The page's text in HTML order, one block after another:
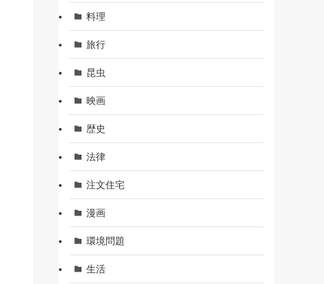
料理
旅行
昆虫
映画
歴史
法律
注文住宅
漫画
環境問題
生活